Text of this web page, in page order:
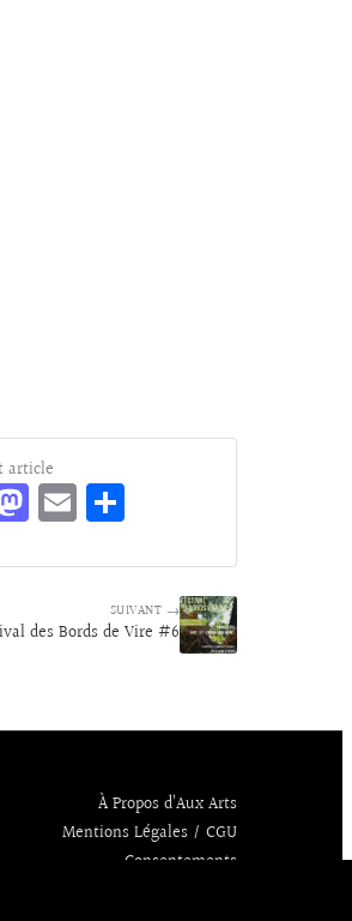
article
M
as
to
d
o
E
m
ai
l
ag
er
SUIVANT →
des Bords de Vire #6
À Propos d’Aux Arts
Mentions Légales / CGU
Consentements